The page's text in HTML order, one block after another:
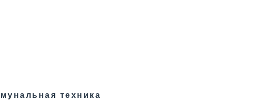
техника